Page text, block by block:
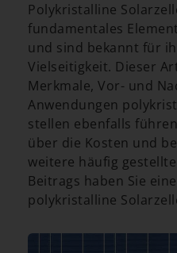
Polykristalline
fundamentales
und sind bekannt für
Vielseitigkeit. Dieser
Merkmale, Vor- und
Anwendungen
stellen ebenfalls
über die Kosten und
weitere häufig
Beitrags haben Sie
polykristalline